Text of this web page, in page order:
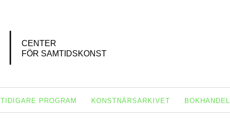
CENTER
FÖR SAMTIDSKONST
TIDIGARE PROGRAM KONSTNÄRSARKIVET BOKHANDEL